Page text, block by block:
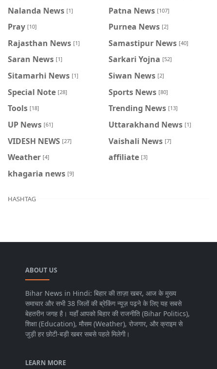
Nalanda News [1] Patna News [107]
Pray [10] Purnea News [2]
Rajasthan News [1] Samastipur News [40]
Saran News [1] Sarkari Yojna [52]
Sitamarhi News [1] Siwan News [2]
Special Note [28] Sports News [80]
Tools [18] Trending News [13]
UP News [61] Uttarakhand News [1]
VIDESH NEWS [27] Vaishali News [7]
Weather [4] affiliate [3]
khagaria news [9]
HASHTAG
ABOUT US
Bihar News in Hindi: बिहार की ताज़ा खबर, आज के मुख्य
समाचार और सभी 38 जिलों की ब्रेकिंग न्यूज़ पढ़ने के लिए यह सबसे
बेहतरीन जगह है। यहाँ आपको बिहार की राजनीति (Bihar Politics),
शिक्षा (Education), मौसम (Weather), रोजगार, और क्राइम से
जुड़ी हर छोटी-बड़ी खबर सबसे पहले मिलेगी।
LEARN MORE